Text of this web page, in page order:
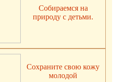
Собираемся на
природу с детьми.
Сохраните свою кожу
молодой